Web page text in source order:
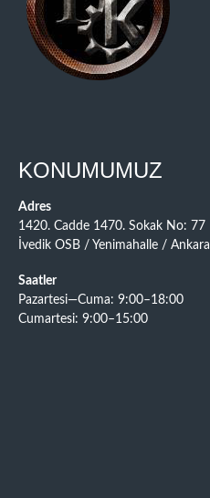
KONUMUMUZ
Adres
1420. Cadde 1470. Sokak No: 77
İvedik OSB / Yenimahalle / Ankara
Saatler
Pazartesi—Cuma: 9:00–18:00
Cumartesi: 9:00–15:00